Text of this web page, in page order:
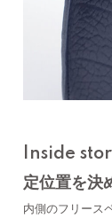
Inside
定位置を決
内側のフリース